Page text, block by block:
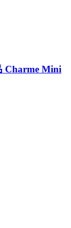
Charme Mini